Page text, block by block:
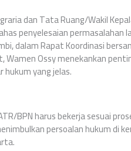
dan Tata Ruang/Wakil
penyelesaian permasalahan
dalam Rapat Koordinasi
Ossy menekankan
yang jelas.
BPN harus bekerja sesuai
persoalan hukum di